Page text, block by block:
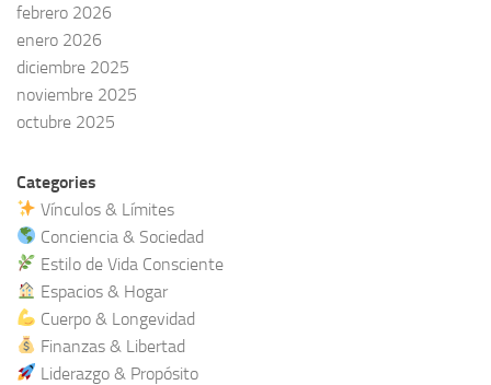
febrero 2026
enero 2026
diciembre 2025
noviembre 2025
octubre 2025
Categories
Vínculos & Límites
Conciencia & Sociedad
Estilo de Vida Consciente
Espacios & Hogar
Cuerpo & Longevidad
Finanzas & Libertad
Liderazgo & Propósito